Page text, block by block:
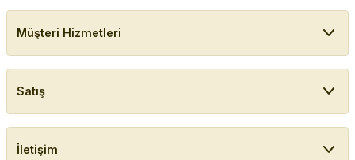
Müşteri Hizmetleri
Satış
İletişim